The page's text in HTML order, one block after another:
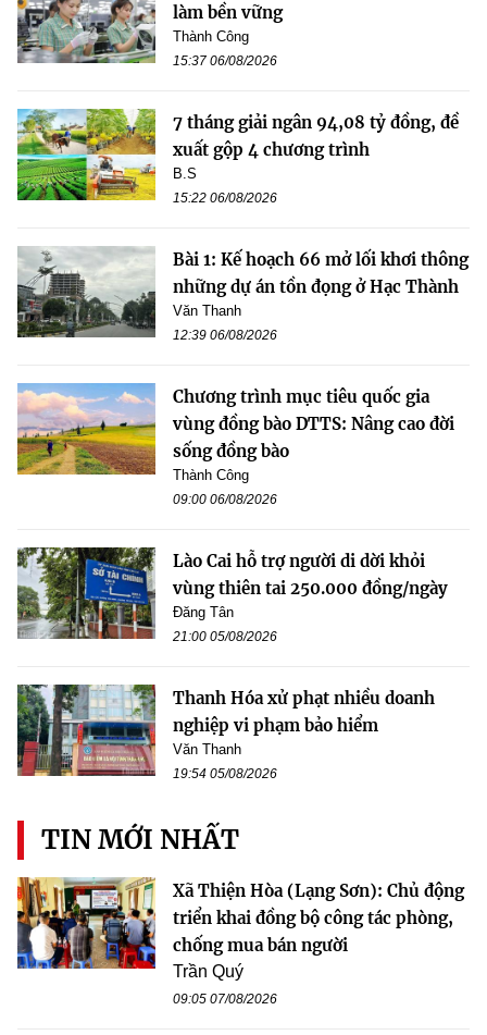
làm bền vững
Thành Công
15:37 06/08/2026
7 tháng giải ngân 94,08 tỷ đồng, đề
xuất gộp 4 chương trình
B.S
15:22 06/08/2026
Bài 1: Kế hoạch 66 mở lối khơi thông
những dự án tồn đọng ở Hạc Thành
Văn Thanh
12:39 06/08/2026
Chương trình mục tiêu quốc gia
vùng đồng bào DTTS: Nâng cao đời
sống đồng bào
Thành Công
09:00 06/08/2026
Lào Cai hỗ trợ người di dời khỏi
vùng thiên tai 250.000 đồng/ngày
Đăng Tân
21:00 05/08/2026
Thanh Hóa xử phạt nhiều doanh
nghiệp vi phạm bảo hiểm
Văn Thanh
19:54 05/08/2026
TIN MỚI NHẤT
Xã Thiện Hòa (Lạng Sơn): Chủ động
triển khai đồng bộ công tác phòng,
chống mua bán người
Trần Quý
09:05 07/08/2026